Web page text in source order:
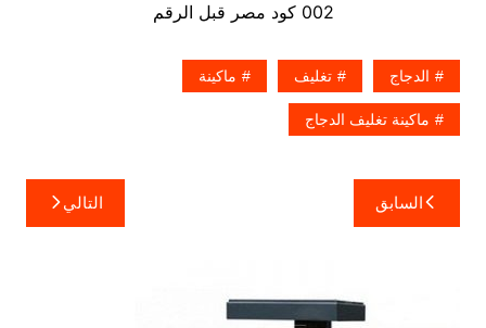
002 كود مصر قبل الرقم
الدجاج تغليف ماكينة
ماكينة تغليف الدجاج
تصفّح
المقالات
السابق التالي